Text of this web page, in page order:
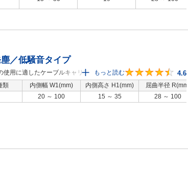
安）。・小さいピッチで、低騒音、滑らか
填が極めて簡単― コネクタ付ハーネスケー
／低騒音タイプ
使用に適したケーブルキャリアです。騒音
は左右どちらからでも開閉可能です。リン
ージをご覧ください。【URL】
・取付ブラケットの
もっと読む 4.6
類 内側幅 W1(mm) 内側高さ H1(mm) 屈曲半径 R(mm)
20 ～ 100 15 ～ 35 28 ～ 100